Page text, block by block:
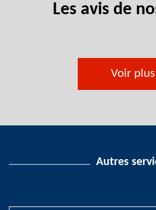
Les avis de
Voir plus
Autres